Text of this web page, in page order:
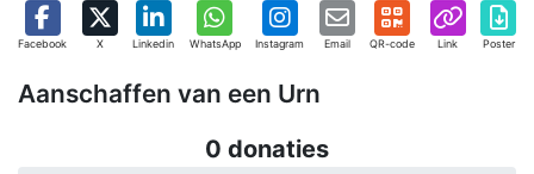
Facebook X Linkedin WhatsApp Instagram Email QR-code Link Poster
Aanschaffen van een Urn
0 donaties